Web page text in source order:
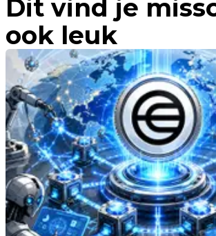
Dit vind je
ook leuk